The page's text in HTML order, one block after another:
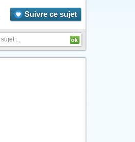
Suivre ce sujet